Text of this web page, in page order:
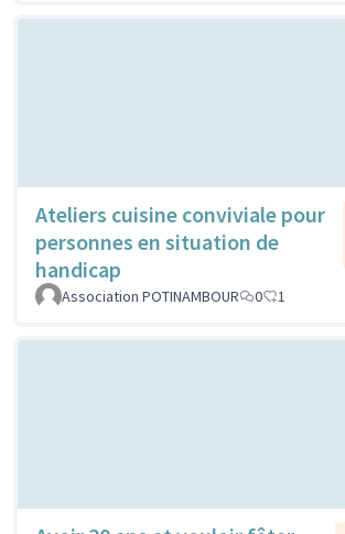
Ateliers cuisine conviviale pour
personnes en situation de
handicap
Association POTINAMBOUR 0 1